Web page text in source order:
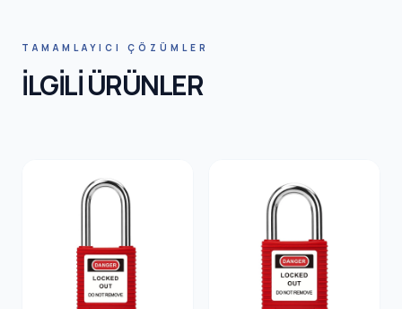
TAMAMLAYICI ÇÖZÜMLER
İLGİLİ ÜRÜNLER